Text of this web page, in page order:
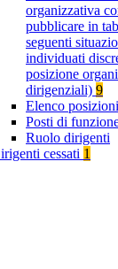
organizzativa
pubblicare in
seguenti
individuati
posizione
dirigenziali) 9
Elenco
Posti di
Ruolo dirigenti
cessati 1